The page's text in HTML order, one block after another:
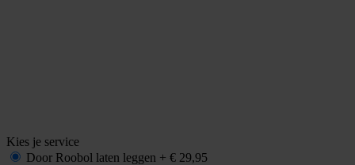
Kies je service
Door Roobol laten leggen + € 29,95